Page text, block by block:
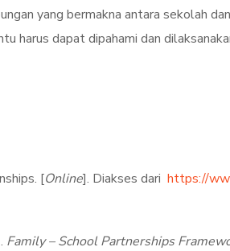
yang bermakna antara sekolah
harus dapat dipahami dan
[Online]. Diakses dari https://
Family – School Partnerships